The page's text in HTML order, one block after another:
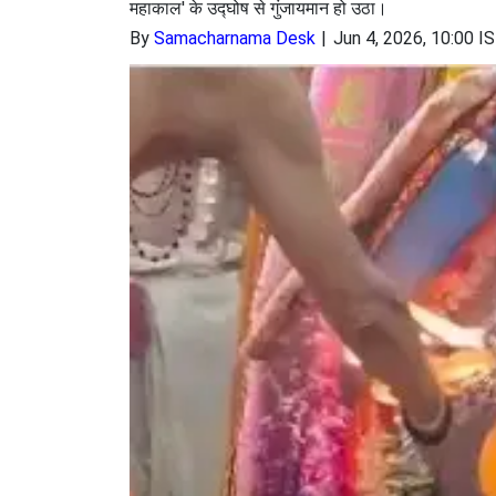
महाकाल' के उद्घोष से गुंजायमान हो उठा।
By Samacharnama Desk Jun 4, 2026, 10:00